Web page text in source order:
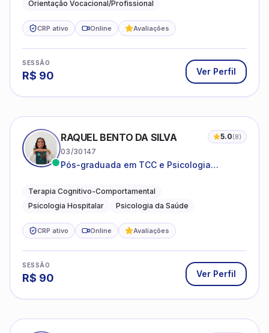
Orientação Vocacional/Profissional
CRP ativo Online Avaliações
SESSÃO
R$ 90 Ver Perfil
RAQUEL BENTO DA SILVA 5.0(8)
03/30147
Pós-graduada em TCC e Psicologia
Terapia Cognitivo-Comportamental
Psicologia Hospitalar
Psicologia da Saúde
CRP ativo Online Avaliações
SESSÃO
R$ 90 Ver Perfil